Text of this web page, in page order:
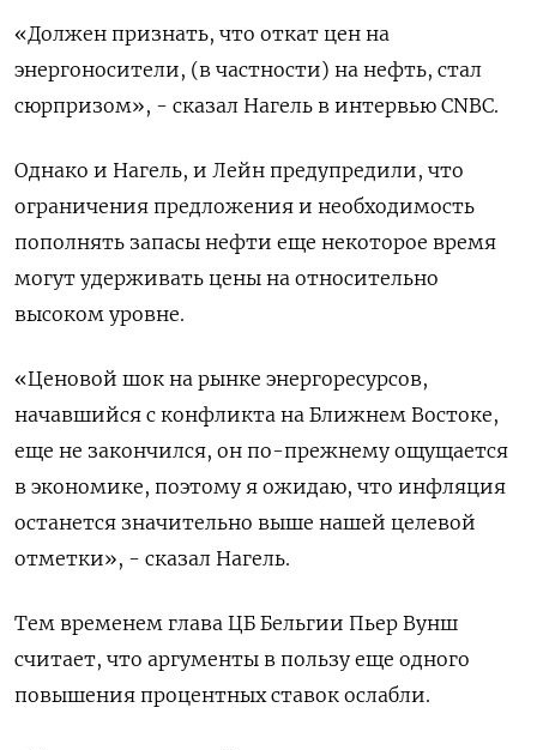
«Должен признать, что откат цен на
энергоносители, (в частности) на нефть, стал
сюрпризом», - сказал Нагель в интервью CNBC.
Однако и Нагель, ​и Лейн предупредили, что ​
ограничения предложения и необходимость
‌пополнять запасы нефти еще некоторое время
могут удерживать цены на относительно
высоком ​уровне.
«Ценовой шок на рынке энергоресурсов,
начавшийся с конфликта на Ближнем Востоке,
еще не закончился, он по-прежнему ощущается
в экономике, поэтому я ожидаю, что инфляция
останется значительно выше нашей целевой
отметки», - сказал Нагель.
Тем временем глава ЦБ Бельгии Пьер Вунш
считает, что аргументы в пользу еще одного
повышения процентных ставок ослабли.